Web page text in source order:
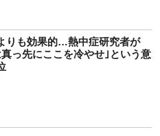
りも効果的…熱中症研究者が
っ先にここを冷やせ｣という意